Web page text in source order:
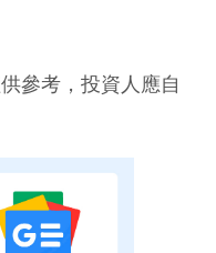
參考，投資人應自